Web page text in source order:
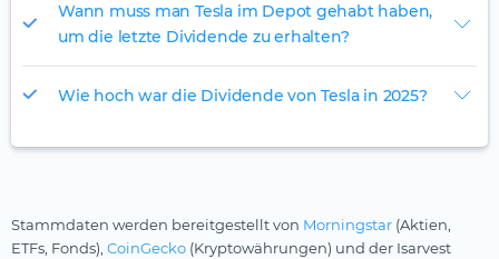
Wann muss man Tesla im Depot gehabt haben,
um die letzte Dividende zu erhalten?
Wie hoch war die Dividende von Tesla in 2025?
Stammdaten werden bereitgestellt von Morningstar (Aktien,
ETFs, Fonds), CoinGecko (Kryptowährungen) und der Isarvest